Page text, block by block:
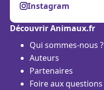
Instagram
Découvrir Animaux.fr
Qui sommes-nous ?
Auteurs
Partenaires
Foire aux questions